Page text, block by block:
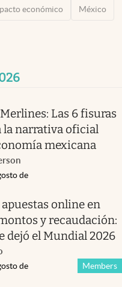
económico México
Las 6 fisuras
la narrativa oficial
mexicana
de
apuestas online en
y recaudación:
dejó el Mundial 2026
Members
de